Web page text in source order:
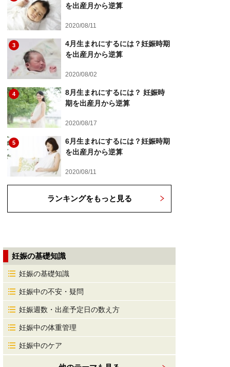
を出産月から逆算
2020/08/11
3
4月生まれにするには？妊娠時期
を出産月から逆算
2020/08/02
4
8月生まれにするには？ 妊娠時
期を出産月から逆算
2020/08/17
5
6月生まれにするには？妊娠時期
を出産月から逆算
2020/08/11
ランキングをもっと見る
妊娠の基礎知識
妊娠の基礎知識
妊娠中の不安・疑問
妊娠週数・出産予定日の数え方
妊娠中の体重管理
妊娠中のケア